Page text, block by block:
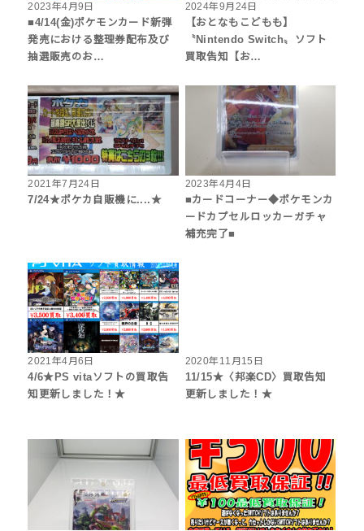
2023年4月9日
■4/14(金)ポケモンカード新弾
発売における整理券配布及び
抽選販売のお…
2024年9月24日
【おとなもこどもも】
〝Nintendo Switch〟ソフト
買取告知【お…
2021年7月24日
7/24★ポケカ自販機に....★
2023年4月4日
■カードコーナー◆ポケモンカ
ードカプセルロッカーガチャ
補充完了■
2021年4月6日
4/6★PS vitaソフトの買取告
知更新しました！★
2020年11月15日
11/15★〈邦楽CD〉買取告知
更新しました！★